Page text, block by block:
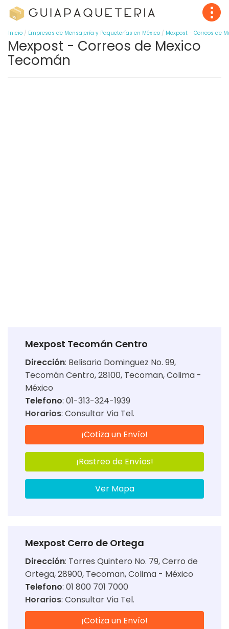
Inicio Empresas de Mensajería y Paqueterías en México Mexpost - Correos de
Mexpost - Correos de Mexico
Tecomán
Mexpost Tecomán Centro
Dirección: Belisario Dominguez No. 99,
Tecomán Centro, 28100, Tecoman, Colima -
México
Telefono: 01-313-324-1939
Horarios: Consultar Via Tel.
¡Cotiza un Envío!
¡Rastreo de Envíos!
Ver Mapa
Mexpost Cerro de Ortega
Dirección: Torres Quintero No. 79, Cerro de
Ortega, 28900, Tecoman, Colima - México
Telefono: 01 800 701 7000
Horarios: Consultar Via Tel.
¡Cotiza un Envío!